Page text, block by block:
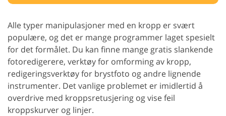
Alle typer manipulasjoner med en kropp er svært
populære, og det er mange programmer laget spesielt
for det formålet. Du kan finne mange gratis slankende
fotoredigerere, verktøy for omforming av kropp,
redigeringsverktøy for brystfoto og andre lignende
instrumenter. Det vanlige problemet er imidlertid å
overdrive med kroppsretusjering og vise feil
kroppskurver og linjer.